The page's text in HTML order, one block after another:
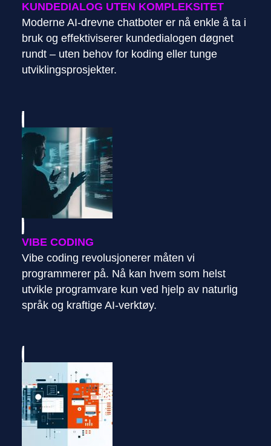
KUNDEDIALOG UTEN KOMPLEKSITET
Moderne AI-drevne chatboter er nå enkle å ta i
bruk og effektiviserer kundedialogen døgnet
rundt – uten behov for koding eller tunge
utviklingsprosjekter.
VIBE CODING
Vibe coding revolusjonerer måten vi
programmerer på. Nå kan hvem som helst
utvikle programvare kun ved hjelp av naturlig
språk og kraftige AI-verktøy.